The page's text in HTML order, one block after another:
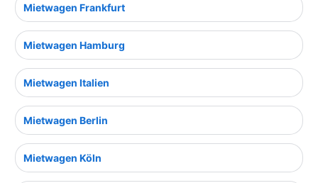
Mietwagen Frankfurt
Mietwagen Hamburg
Mietwagen Italien
Mietwagen Berlin
Mietwagen Köln